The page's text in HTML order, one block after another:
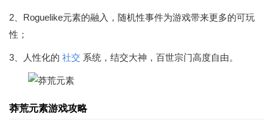
2、Roguelike元素的融入，随机性事件为游戏带来更多的可玩
性；
3、人性化的 社交 系统，结交大神，百世宗门高度自由。
莽荒元素游戏攻略